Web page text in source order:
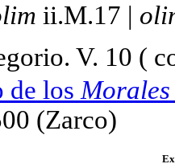
ii.M.17 |
V. 10 (
de los
(Zarco)